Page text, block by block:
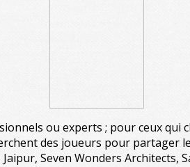
ou experts ; pour ceux qui
des joueurs pour partager
Seven Wonders Architects,